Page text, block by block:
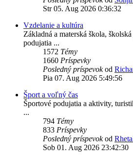
Str 05. Aug 2026 0:36:32
Vzdelanie a kultúra
Základná a materská škola,
podujatia ...
1572 Témy
1660 Príspevky
Posledný príspevokod
Pia 07. Aug 2026 5:49:56
Šport a voľný čas
Športové podujatia a aktivity,
...
794 Témy
833 Príspevky
Posledný príspevokod
Sob 01. Aug 2026 23:42:30